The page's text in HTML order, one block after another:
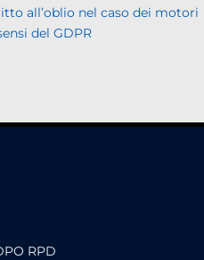
all’oblio nel caso dei motori
del GDPR
RPD